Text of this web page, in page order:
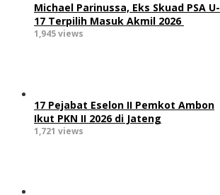
Michael Parinussa, Eks Skuad PSA U-
17 Terpilih Masuk Akmil 2026
1,945 views
17 Pejabat Eselon II Pemkot Ambon
Ikut PKN II 2026 di Jateng
1,721 views